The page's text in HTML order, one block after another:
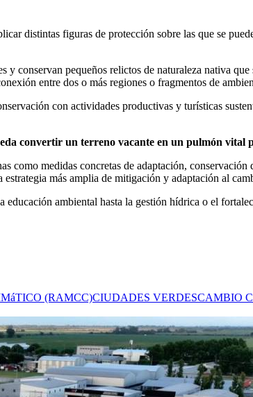
distintas figuras de protección sobre las que se
y conservan pequeños relictos de naturaleza nativa
entre dos o más regiones o fragmentos de
con actividades productivas y turísticas
convertir un terreno vacante en un pulmón vital
como medidas concretas de adaptación,
más amplia de mitigación y adaptación al
ambiental hasta la gestión hídrica o el
(RAMCC)CIUDADES VERDESCAMBIO